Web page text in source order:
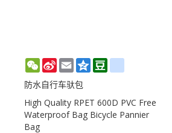
WeChat
Sina
Weibo
EmailQzoneDoubanrenren
防水自行车驮包
High Quality RPET 600D PVC Free
Waterproof Bag Bicycle Pannier
Bag